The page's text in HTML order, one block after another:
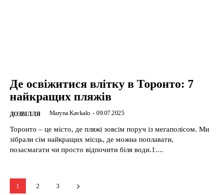
Де освіжитися влітку в Торонто: 7
найкращих пляжів
ДОЗВІЛЛЯ Maryna Kavkalo - 09.07.2025
Торонто – це місто, де пляжі зовсім поруч із мегаполісом. Ми
зібрали сім найкращих місць, де можна поплавати,
позасмагати чи просто відпочити біля води.1....
1 2 3